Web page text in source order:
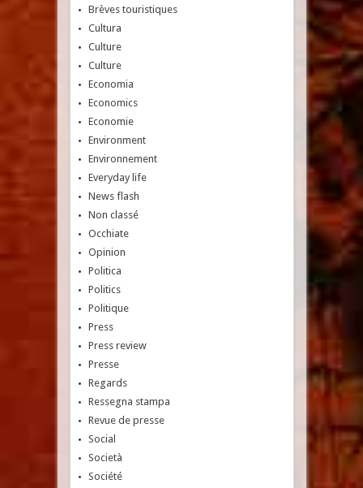
Brèves touristiques
Cultura
Culture
Culture
Economia
Economics
Economie
Environment
Environnement
Everyday life
News flash
Non classé
Occhiate
Opinion
Politica
Politics
Politique
Press
Press review
Presse
Regards
Ressegna stampa
Revue de presse
Social
Società
Société